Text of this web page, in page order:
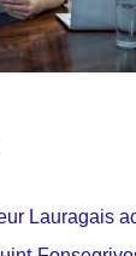
Lauragais